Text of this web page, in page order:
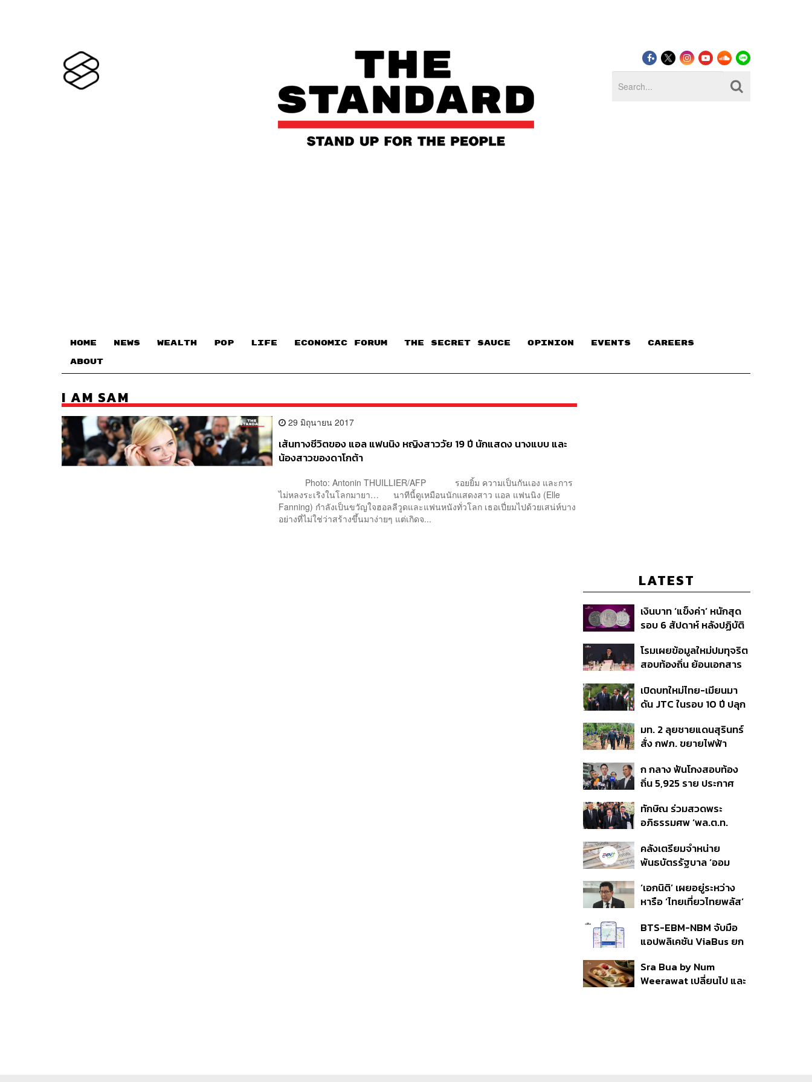
HOME NEWS WEALTH POP LIFE ECONOMIC FORUM THE SECRET SAUCE​ OPINION EVENTS CAREERS
ABOUT
I AM SAM
29 มิถุนายน 2017
เส้นทางชีวิตของ แอล แฟนนิง หญิงสาววัย 19 ปี นักแสดง นางแบบ และ
น้องสาวของดาโกต้า
Photo: Antonin THUILLIER/AFP รอยยิ้ม ความเป็นกันเอง และการ
ไม่หลงระเริงในโลกมายา… นาทีนี้ดูเหมือนนักแสดงสาว แอล แฟนนิง (Elle
Fanning) กำลังเป็นขวัญใจฮอลลีวูดและแฟนหนังทั่วโลก เธอเปี่ยมไปด้วยเสน่ห์บาง
อย่างที่ไม่ใช่ว่าสร้างขึ้นมาง่ายๆ แต่เกิดจ...
LATEST
เงินบาท ‘แข็งค่า’ หนักสุด
รอบ 6 สัปดาห์ หลังปฏิบัติ
สหรัฐฯ-ญี่ปุ่น Standard
Chartered เปิดเป้าสิ้นปีนี้
ต่อดอลลาร์
โรมเผยข้อมูลใหม่ปมทุจริต
สอบท้องถิ่น ย้อนเอกสาร
อนุทิน จ่อสอบต่อเอี่ยว
ตัดตอน ม.บูรพา หรือไม่
เปิดบทใหม่ไทย-เมียนมา
ดัน JTC ในรอบ 10 ปี ปลุก
ชายแดน ท่าเรือน้ำลึก
ทวาย
มท. 2 ลุยชายแดนสุรินทร์
สั่ง กฟภ. ขยายไฟฟ้า
350’ เสริมความมั่นคง
ชายแดน
ก กลาง ฟันโกงสอบท้อง
ถิ่น 5,925 ราย ประกาศ
ราย รอ ป.ป.ช. ขีดเส้นแล้ว
เสร็จ 31 ส.ค.
ทักษิณ ร่วมสวดพระ
อภิธรรมศพ ‘พล.ต.ท.
สิน’ สิริอายุ 103 ปี แกนนำ
เพื่อไทย-บุคคลหลาก
คลังเตรียมจำหน่าย
พันธบัตรรัฐบาล ‘ออม
ก.ย.นี้ อาจเพิ่มสัดส่วนการ
ขายแบบ Small Lot First
‘เอกนิติ’ เผยอยู่ระหว่าง
หารือ ‘ไทยเที่ยวไทยพลัส’
แสนล้าน มั่นใจงบต่อ ‘ไทย
ช่วยไทย พลัส’ เฟส 2 มี
BTS-EBM-NBM จับมือ
แอปพลิเคชัน ViaBus ยก
รถไฟฟ้า 3 สายแบบเรียล
ไทม์
Sra Bua by Num
Weerawat เปลี่ยนไป และ